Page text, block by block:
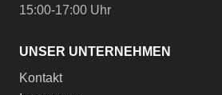
15:00-17:00 Uhr
UNSER UNTERNEHMEN
Kontakt